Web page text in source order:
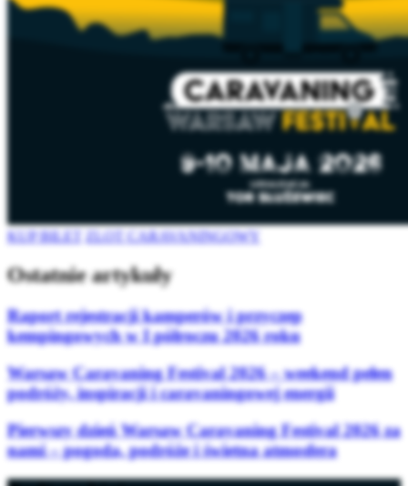
KUP BILET ZLOT CARAVANINGOWY
Ostatnie artykuły
Raport rejestracji kamperów i przyczep
kempingowych w I półroczu 2026 roku
Warsaw Caravaning Festival 2026 – weekend pełen
podróży, inspiracji i caravaningowej energii
Pierwszy dzień Warsaw Caravaning Festival 2026 za
nami – pogoda, podróże i świetna atmosfera